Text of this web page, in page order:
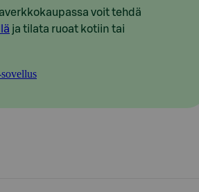
voit tehdä
ja tilata ruoat kotiin tai